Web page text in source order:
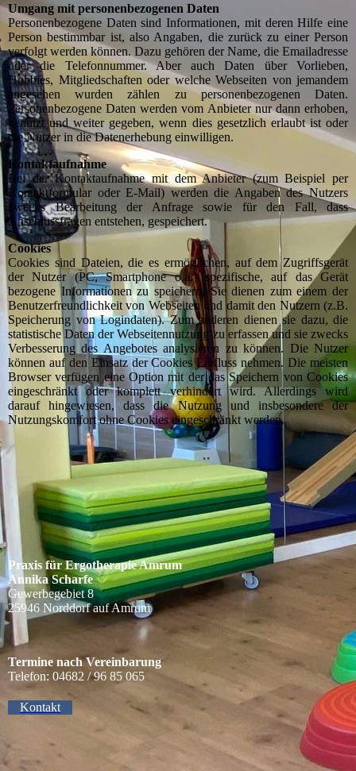
Umgang mit personenbezogenen Daten
Personenbezogene Daten sind Informationen, mit deren Hilfe eine
Person bestimmbar ist, also Angaben, die zurück zu einer Person
verfolgt werden können. Dazu gehören der Name, die Emailadresse
oder die Telefonnummer. Aber auch Daten über Vorlieben,
Hobbies, Mitgliedschaften oder welche Webseiten von jemandem
angesehen wurden zählen zu personenbezogenen Daten.
Personenbezogene Daten werden vom Anbieter nur dann erhoben,
genutzt und weiter gegeben, wenn dies gesetzlich erlaubt ist oder
die Nutzer in die Datenerhebung einwilligen.
Kontaktaufnahme
Bei der Kontaktaufnahme mit dem Anbieter (zum Beispiel per
Kontaktformular oder E-Mail) werden die Angaben des Nutzers
zwecks Bearbeitung der Anfrage sowie für den Fall, dass
Anschlussfragen entstehen, gespeichert.
Cookies
Cookies sind Dateien, die es ermöglichen, auf dem Zugriffsgerät
der Nutzer (PC, Smartphone o.ä.) spezifische, auf das Gerät
bezogene Informationen zu speichern. Sie dienen zum einem der
Benutzerfreundlichkeit von Webseiten und damit den Nutzern (z.B.
Speicherung von Logindaten). Zum anderen dienen sie dazu, die
statistische Daten der Webseitennutzung zu erfassen und sie zwecks
Verbesserung des Angebotes analysieren zu können. Die Nutzer
können auf den Einsatz der Cookies Einfluss nehmen. Die meisten
Browser verfügen eine Option mit der das Speichern von Cookies
eingeschränkt oder komplett verhindert wird. Allerdings wird
darauf hingewiesen, dass die Nutzung und insbesondere der
Nutzungskomfort ohne Cookies eingeschränkt werden.
Praxis für Ergotherapie Amrum
Annika Scharfe
Gewerbegebiet 8
25946 Norddorf auf Amrum
Termine nach Vereinbarung
Telefon: 04682 / 96 85 065
Kontakt